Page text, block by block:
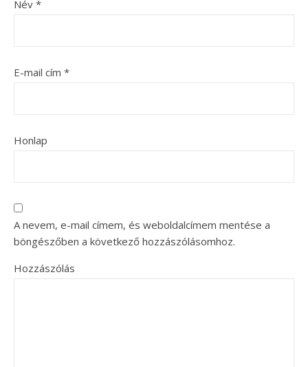
Név *
E-mail cím *
Honlap
A nevem, e-mail címem, és weboldalcímem mentése a
böngészőben a következő hozzászólásomhoz.
Hozzászólás